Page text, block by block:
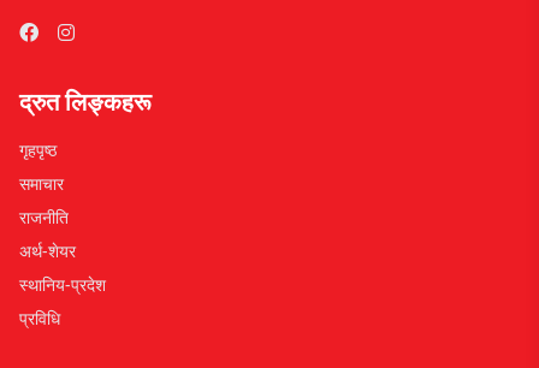
द्रुत लिङ्कहरू
गृहपृष्ठ
समाचार
राजनीति
अर्थ-शेयर
स्थानिय-प्रदेश
प्रविधि